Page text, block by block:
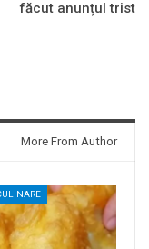
făcut anunțul trist
More From Author